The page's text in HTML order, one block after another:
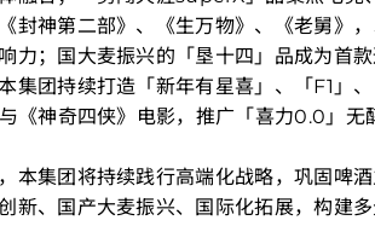
封神第二部》、《生万物》、《老舅》
力；国大麦振兴的「垦十四」品成为首
集团持续打造「新年有星喜」、「F1」
与《神奇四侠》电影，推广「喜力0.0」
本集团将持续践行高端化战略，巩固啤
新、国产大麦振兴、国际化拓展，构建